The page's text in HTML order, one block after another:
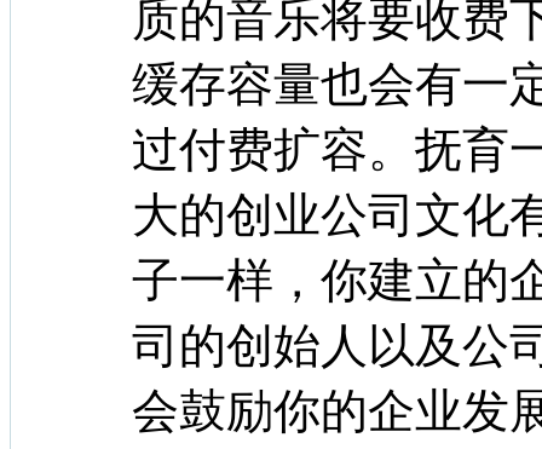
质的音乐将要收费
缓存容量也会有一
过付费扩容。抚育
大的创业公司文化
子一样，你建立
司的创始人以及公
会鼓励你的企业发